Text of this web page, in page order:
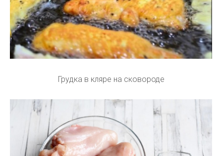
Грудка в кляре на сковороде